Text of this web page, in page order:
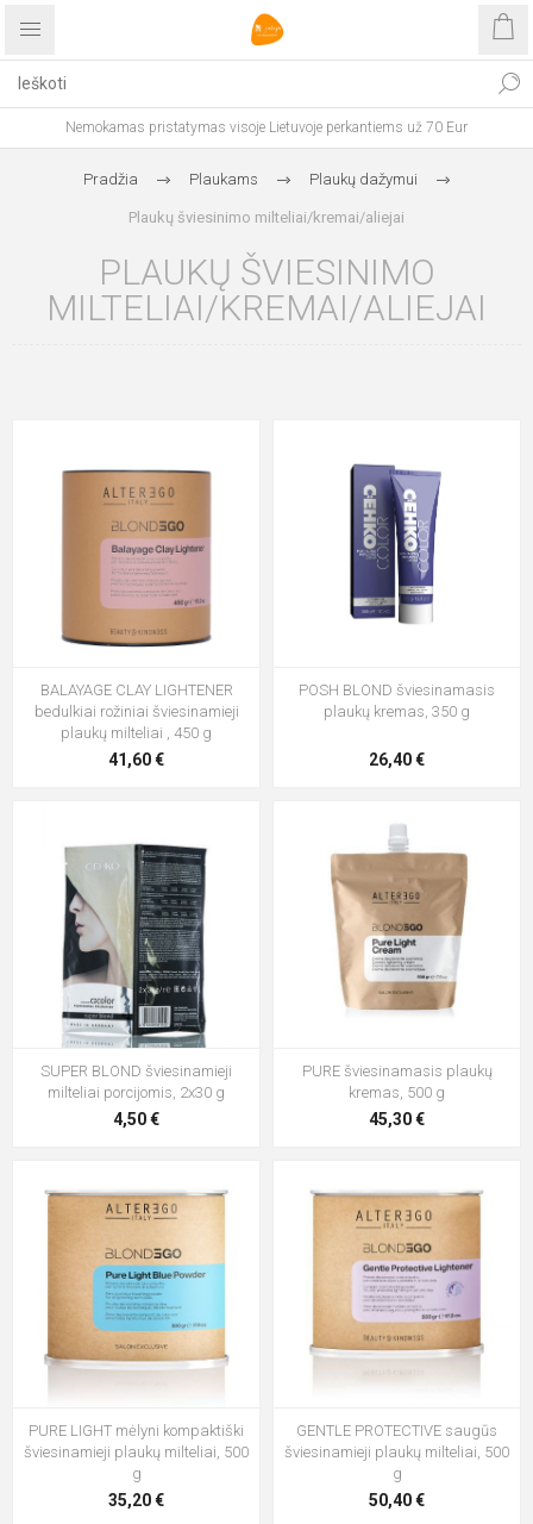
Nemokamas pristatymas visoje Lietuvoje perkantiems už 70 Eur
Pradžia Plaukams Plaukų dažymui
Plaukų šviesinimo milteliai/kremai/aliejai
PLAUKŲ ŠVIESINIMO
MILTELIAI/KREMAI/ALIEJAI
BALAYAGE CLAY LIGHTENER
bedulkiai rožiniai šviesinamieji
plaukų milteliai , 450 g
41,60 €
POSH BLOND šviesinamasis
plaukų kremas, 350 g
26,40 €
SUPER BLOND šviesinamieji
milteliai porcijomis, 2x30 g
4,50 €
PURE šviesinamasis plaukų
kremas, 500 g
45,30 €
PURE LIGHT mėlyni kompaktiški
šviesinamieji plaukų milteliai, 500
g
35,20 €
GENTLE PROTECTIVE saugūs
šviesinamieji plaukų milteliai, 500
g
50,40 €